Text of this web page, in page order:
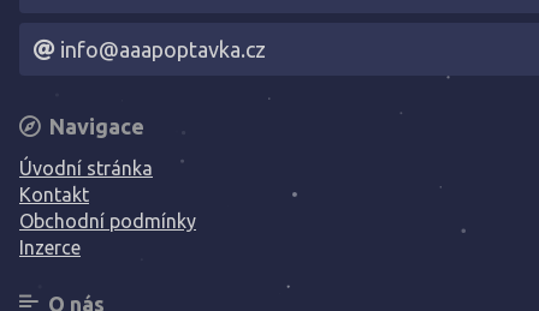
info@aaapoptavka.cz
Navigace
Úvodní stránka
Kontakt
Obchodní podmínky
Inzerce
O nás